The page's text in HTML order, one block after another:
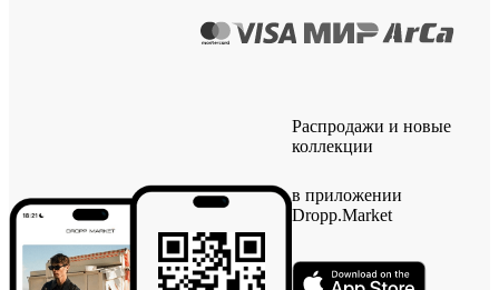
Распродажи и новые
коллекции
в приложении
Dropp.Market